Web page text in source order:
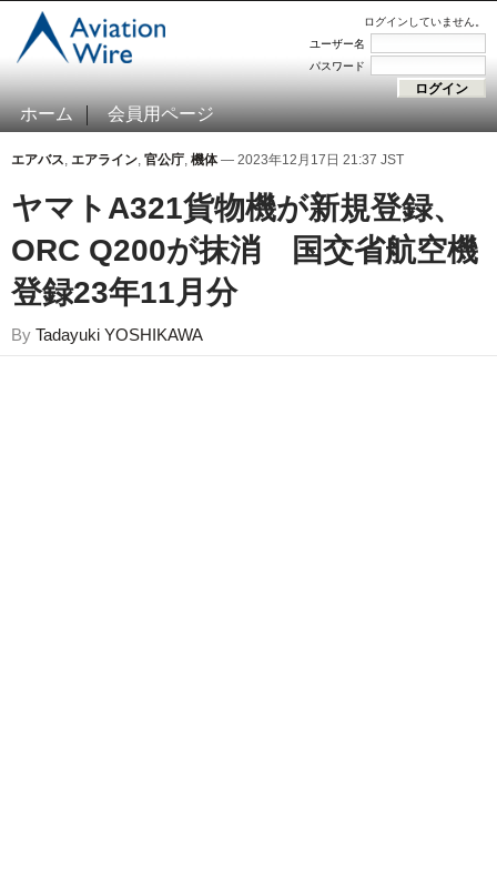
ログインしていません。
ユーザー名
パスワード
ホーム 会員用ページ
エアバス, エアライン, 官公庁, 機体— 2023年12月17日 21:37 JST
ヤマトA321貨物機が新規登録、
ORC Q200が抹消 国交省航空機
登録23年11月分
By Tadayuki YOSHIKAWA